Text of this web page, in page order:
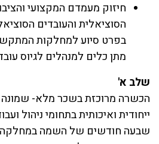
חיזוק מעמדם המקצועי
הסוציאלית והעובדים
בפרט סיוע למחלקות
מתן כלים למנהלים לגיוס
שלב א'
הכשרה מרוכזת בשכר מלא-
ייחודית ואיכותית בתחומי ניהול
שבעה חודשים של השמה במחלקה